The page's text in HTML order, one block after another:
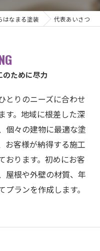
はなまる塗装 代表あいさつ
ために尽力
とりのニーズに合わせ
す。地域に根差した深
個々の建物に最適な塗
お客様が納得する施工
おります。初めにお客
屋根や外壁の材質、年
ランを作成します。